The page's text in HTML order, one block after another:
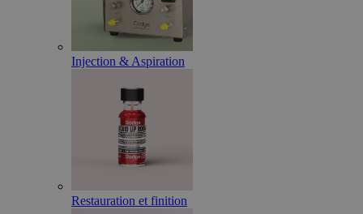
Injection & Aspiration
Restauration et finition